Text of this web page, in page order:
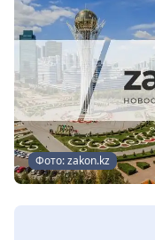
Фото: zakon.kz